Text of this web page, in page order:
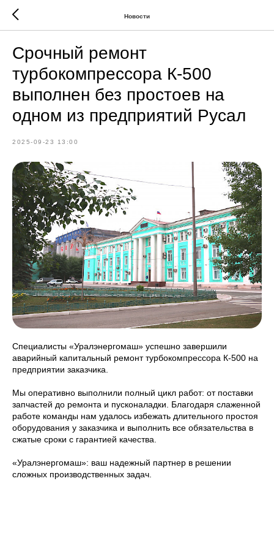
Новости
Срочный ремонт
турбокомпрессора К-500
выполнен без простоев на
одном из предприятий Русал
2025-09-23 13:00
Специалисты «Уралэнергомаш» успешно завершили
аварийный капитальный ремонт турбокомпрессора К-500 на
предприятии заказчика.
Мы оперативно выполнили полный цикл работ: от поставки
запчастей до ремонта и пусконаладки. Благодаря слаженной
работе команды нам удалось избежать длительного простоя
оборудования у заказчика и выполнить все обязательства в
сжатые сроки с гарантией качества.
«Уралэнергомаш»: ваш надежный партнер в решении
сложных производственных задач.